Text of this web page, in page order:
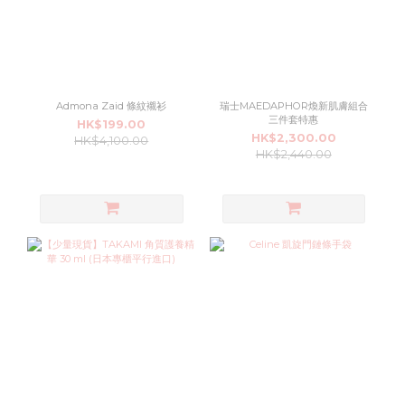
Admona Zaid 條紋襯衫
HK$199.00
HK$4,100.00
瑞士MAEDAPHOR煥新肌膚組合
三件套特惠
HK$2,300.00
HK$2,440.00